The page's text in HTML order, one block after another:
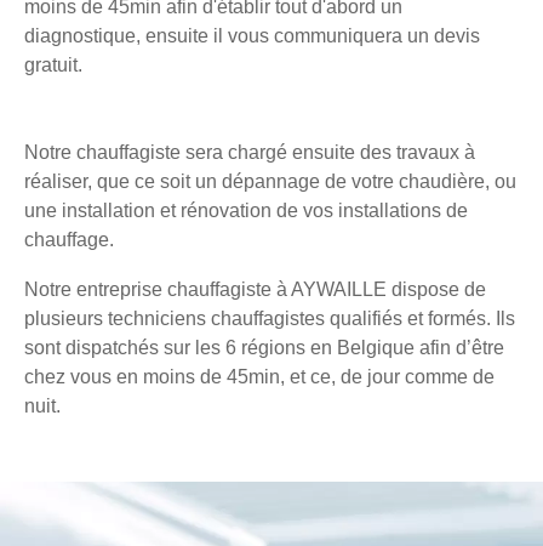
moins de 45min afin d'établir tout d'abord un
diagnostique, ensuite il vous communiquera un devis
gratuit.
Notre chauffagiste sera chargé ensuite des travaux à
réaliser, que ce soit un dépannage de votre chaudière, ou
une installation et rénovation de vos installations de
chauffage.
Notre entreprise chauffagiste à AYWAILLE dispose de
plusieurs techniciens chauffagistes qualifiés et formés. Ils
sont dispatchés sur les 6 régions en Belgique afin d’être
chez vous en moins de 45min, et ce, de jour comme de
nuit.